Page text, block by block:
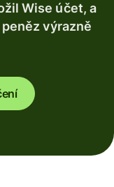
Wise účet, a
výrazně